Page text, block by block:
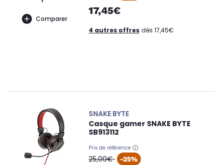
Comparer
17,45€
4 autres offres dès 17,45€
SNAKE BYTE
Casque gamer SNAKE BYTE
SB913112
Prix de référence
oldPrice
25,00€ -25%